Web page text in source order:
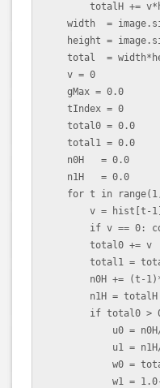
totalH +=
width  =
height =
total  =
    v = 0
    gMax = 0.0
    tIndex = 0
    total0 = 0.0
    total1 = 0.0
    n0H   = 0.0
    n1H   = 0.0
for t in
v = hist[t-
if v
        total0 += v
total1 =
n0H += (t-
n1H = totalH
if total0 >
u0 =
u1 =
w0 =
w1 =